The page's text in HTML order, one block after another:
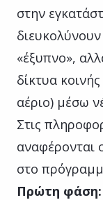
στην
«έξυπνο»,
δίκτυα
αέριο) μέσω
Στις
αναφέρονται
στο
Πρώτη φάση: